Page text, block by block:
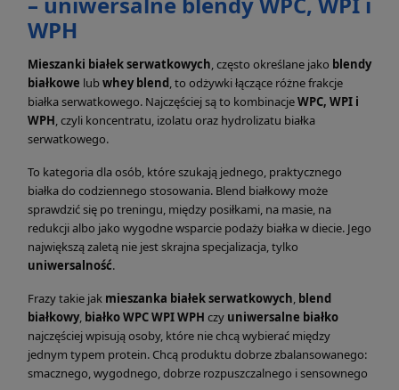
WPH
Mieszanki białek serwatkowych, często określane jako blendy
białkowe lubwhey blend, to odżywki łączące różne frakcje
białka serwatkowego. Najczęściej są to kombinacjeWPC, WPI i
WPH, czyli koncentratu, izolatu oraz hydrolizatu białka
serwatkowego.
To kategoria dla osób, które szukają jednego, praktycznego
białka do codziennego stosowania. Blend białkowy może
sprawdzić się po treningu, między posiłkami, na masie, na
redukcji albo jako wygodne wsparcie podaży białka w diecie. Jego
największą zaletą nie jest skrajna specjalizacja, tylko
uniwersalność.
Frazy takie jak mieszanka białek serwatkowych, blend
białkowy, białko WPC WPI WPH czy uniwersalne białko
najczęściej wpisują osoby, które nie chcą wybierać między
jednym typem protein. Chcą produktu dobrze zbalansowanego:
smacznego, wygodnego, dobrze rozpuszczalnego i sensownego